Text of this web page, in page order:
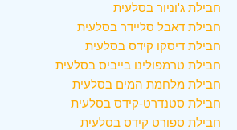
חבילת ג'וניור בסלעית
חבילת דאבל סליידר בסלעית
חבילת דיסקו קידס בסלעית
חבילת טרמפולינו בייביס בסלעית
חבילת מלחמת המים בסלעית
חבילת סטנדרט-קידס בסלעית
חבילת ספורט קידס בסלעית